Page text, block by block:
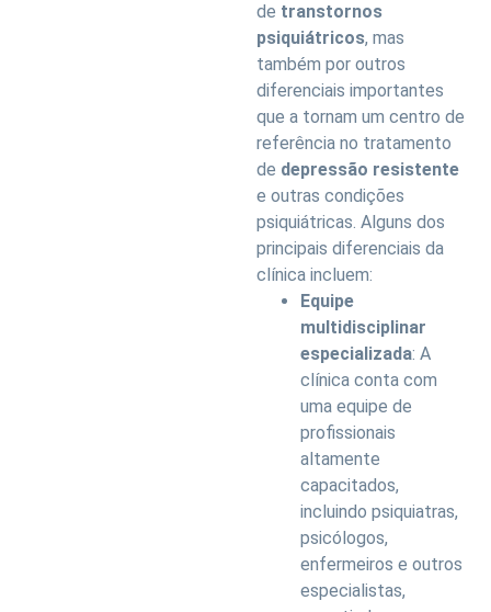
de transtornos
psiquiátricos, mas
também por outros
diferenciais importantes
que a tornam um centro de
referência no tratamento
de depressão resistente
e outras condições
psiquiátricas. Alguns dos
principais diferenciais da
clínica incluem:
Equipe
multidisciplinar
especializada: A
clínica conta com
uma equipe de
profissionais
altamente
capacitados,
incluindo psiquiatras,
psicólogos,
enfermeiros e outros
especialistas,